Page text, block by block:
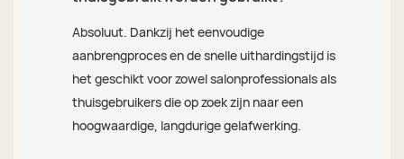
Absoluut. Dankzij het eenvoudige
aanbrengproces en de snelle uithardingstijd is
het geschikt voor zowel salonprofessionals als
thuisgebruikers die op zoek zijn naar een
hoogwaardige, langdurige gelafwerking.